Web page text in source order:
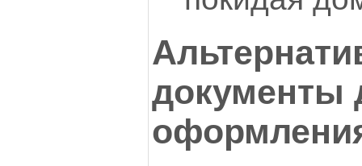
документы